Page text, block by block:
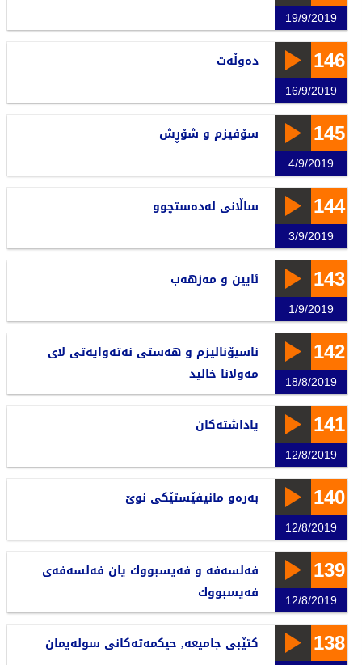
19/9/2019
146
16/9/2019
دەوڵەت
145
4/9/2019
سۆفیزم و شۆڕش
144
3/9/2019
ساڵانی لەدەستچوو
143
1/9/2019
ئایین و مەزهەب
142
18/8/2019
ناسیۆنالیزم و هەستی نەتەوایەتی لای
مەولانا خالید
141
12/8/2019
یاداشتەكان
140
12/8/2019
بەرەو مانیفێستێكی نوێ‌
139
12/8/2019
فەلسەفە و فەیسبووك یان فەلسەفەی
فەیسبووك
138 كتێبی جامیعە, حیكمەتەكانی سولەیمان